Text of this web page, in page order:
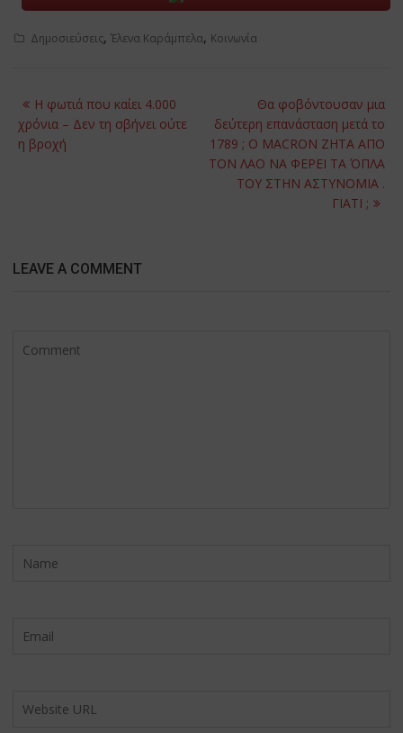
Δημοσιεύσεις,Έλενα Καράμπελα, Κοινωνία
Post
navigation
Η φωτιά που καίει 4.000
χρόνια – Δεν τη σβήνει ούτε
η βροχή
Θα φοβόντουσαν μια
δεύτερη επανάσταση μετά το
1789 ; Ο ΜΑCRON ΖΗΤA ΑΠO
ΤΟΝ ΛΑO ΝΑ ΦEΡΕΙ ΤΑ ΌΠΛΑ
ΤΟΥ ΣΤΗΝ ΑΣΤΥΝΟΜIΑ .
ΓΙΑΤΙ ;
LEAVE A COMMENT